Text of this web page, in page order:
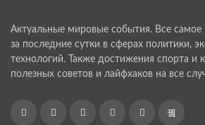
Актуальные мировые события. Все самое
за последние сутки в сферах политики,
технологий. Также достижения спорта и
полезных советов и лайфхаков на все